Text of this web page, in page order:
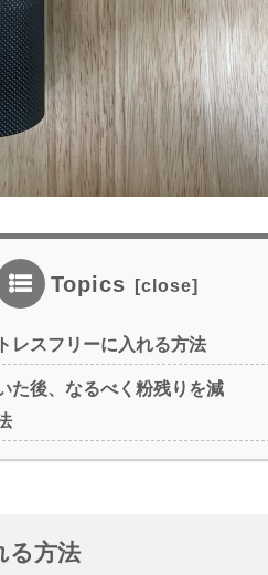
Topics
レスフリーに入れる方法
た後、なるべく粉残りを減
る方法